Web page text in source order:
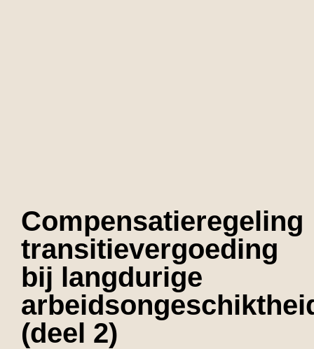
Compensatieregeling
transitievergoeding
bij langdurige
(deel 2)